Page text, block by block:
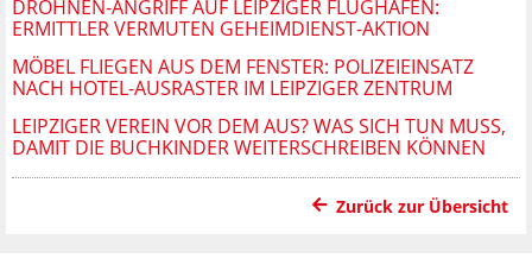
DROHNEN-ANGRIFF AUF LEIPZIGER FLUGHAFEN:
ERMITTLER VERMUTEN GEHEIMDIENST-AKTION
MÖBEL FLIEGEN AUS DEM FENSTER: POLIZEIEINSATZ
NACH HOTEL-AUSRASTER IM LEIPZIGER ZENTRUM
LEIPZIGER VEREIN VOR DEM AUS? WAS SICH TUN MUSS,
DAMIT DIE BUCHKINDER WEITERSCHREIBEN KÖNNEN
Zurück zur Übersicht